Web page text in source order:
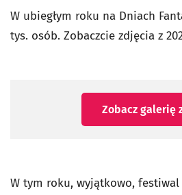
W ubiegłym roku na Dniach
tys. osób. Zobaczcie zdjęcia z
Zobacz galerię
W tym roku, wyjątkowo,